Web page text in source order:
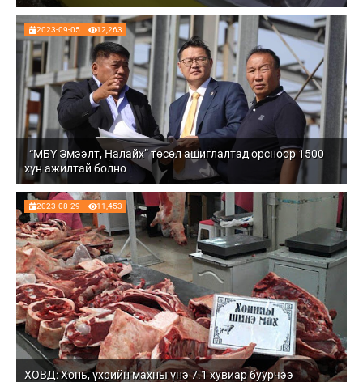
2023-09-05 12,263
“МБҮ Эмээлт, Налайх” төсөл ашиглалтад орсноор 1500
хүн ажилтай болно
2023-08-29 11,453
ХОВД: Хонь, үхрийн махны үнэ 7.1 хувиар буурчээ